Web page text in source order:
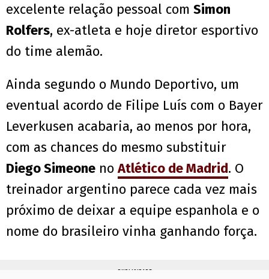
excelente relação pessoal com Simon
Rolfers, ex-atleta e hoje diretor esportivo
do time alemão.
Ainda segundo o Mundo Deportivo, um
eventual acordo de Filipe Luís com o Bayer
Leverkusen acabaria, ao menos por hora,
com as chances do mesmo substituir
Diego Simeone noAtlético de Madrid. O
treinador argentino parece cada vez mais
próximo de deixar a equipe espanhola e o
nome do brasileiro vinha ganhando força.
PUBLICIDADE